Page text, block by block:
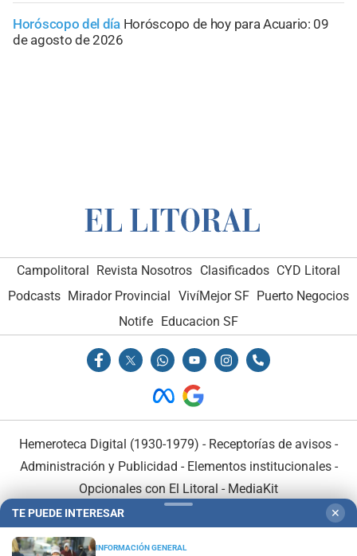
Horóscopo del día Horóscopo de hoy para Acuario: 09
de agosto de 2026
Campolitoral Revista Nosotros Clasificados CYD Litoral
Podcasts Mirador Provincial VivíMejor SF Puerto Negocios
Notife Educacion SF
Hemeroteca Digital (1930-1979) - Receptorías de avisos -
Administración y Publicidad - Elementos institucionales-
Opcionales con El Litoral - MediaKit
TE PUEDE INTERESAR ✕
INFORMACIÓN GENERAL